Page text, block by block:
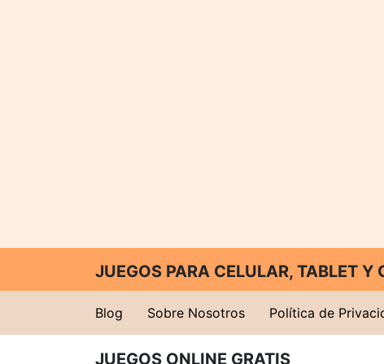
JUEGOS PARA CELULAR, TABLET Y
Blog Sobre Nosotros Política de
JUEGOS ONLINE GRATIS